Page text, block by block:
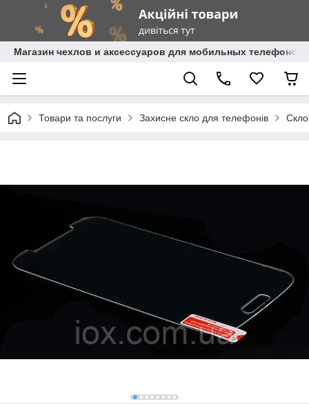
Магазин чехлов и аксессуаров для мобильных телефонов
Товари та послуги Захисне скло для телефонів